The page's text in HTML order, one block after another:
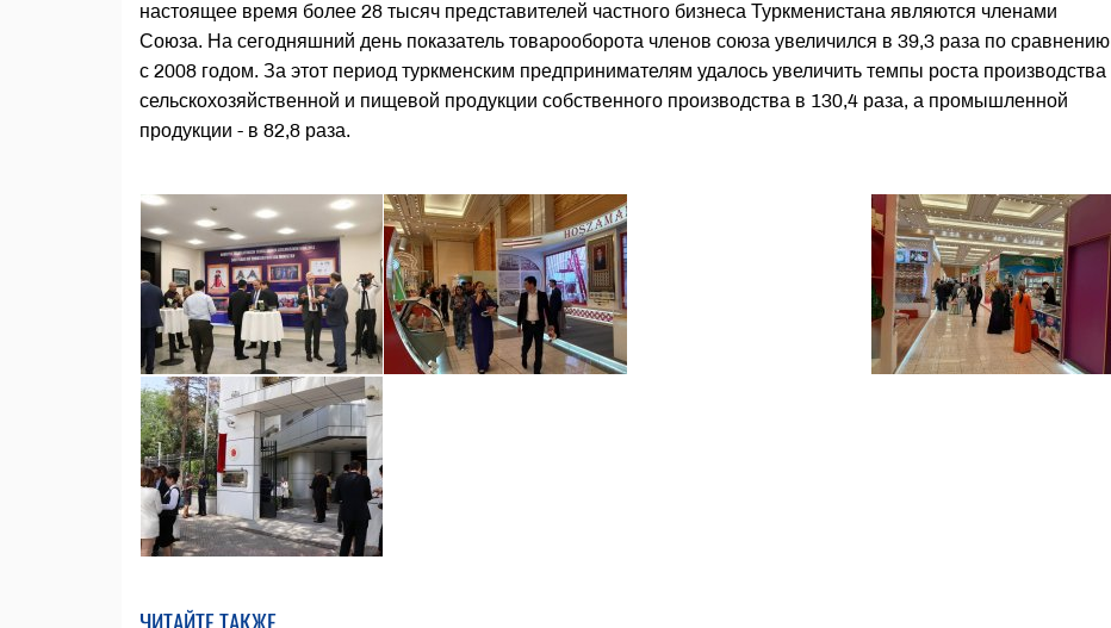
настоящее время более 28 тысяч представителей частного бизнеса Туркменистана являются членами
Союза. На сегодняшний день показатель товарооборота членов союза увеличился в 39,3 раза по сравнению
с 2008 годом. За этот период туркменским предпринимателям удалось увеличить темпы роста производства
сельскохозяйственной и пищевой продукции собственного производства в 130,4 раза, а промышленной
продукции - в 82,8 раза.
ЧИТАЙТЕ ТАКЖЕ